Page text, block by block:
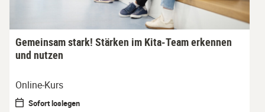
Gemeinsam stark! Stärken im Kita-Team erkennen
und nutzen
Online-Kurs
Sofort loslegen